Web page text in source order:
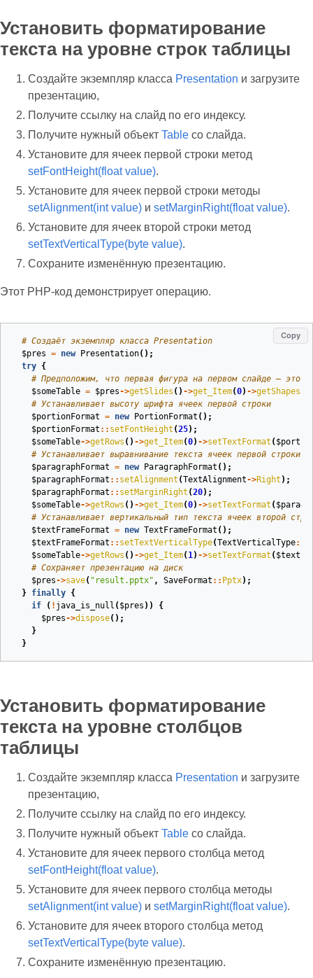
Установить форматирование
текста на уровне строк таблицы
Создайте экземпляр класса Presentation и загрузите
презентацию,
Получите ссылку на слайд по его индексу.
Получите нужный объект Table со слайда.
Установите для ячеек первой строки метод
setFontHeight(float value).
Установите для ячеек первой строки методы
setAlignment(int value) и setMarginRight(float value).
Установите для ячеек второй строки метод
setTextVerticalType(byte value).
Сохраните изменённую презентацию.
Этот PHP‑код демонстрирует операцию.
Copy
# Создаёт экземпляр класса Presentation
$pres = new Presentation();
try {
# Предположим, что первая фигура на первом слайде — это
$someTable = $pres->getSlides () ->get_Item(0) ->getShapes
# Устанавливает высоту шрифта ячеек первой строки
$portionFormat = new PortionFormat ();
$portionFormat :: setFontHeight (25);
$someTable->getRows () ->get_Item(0) ->setTextFormat (
# Устанавливает выравнивание текста ячеек первой строки
$paragraphFormat = new ParagraphFormat ();
$paragraphFormat :: setAlignment (TextAlignment->Right );
$paragraphFormat :: setMarginRight (20);
$someTable->getRows () ->get_Item(0) ->setTextFormat (
# Устанавливает вертикальный тип текста ячеек второй
$textFrameFormat = new TextFrameFormat ();
$textFrameFormat :: setTextVerticalType(TextVerticalType::
$someTable->getRows () ->get_Item( 1) ->setTextFormat (
# Сохраняет презентацию на диск
$pres->save( "result.pptx" , SaveFormat :: Pptx);
} finally {
if
( ! java_is_null ( $pres ))
{
$pres->dispose();
}
}
Установить форматирование
текста на уровне столбцов
таблицы
Создайте экземпляр класса Presentation и загрузите
презентацию,
Получите ссылку на слайд по его индексу.
Получите нужный объект Table со слайда.
Установите для ячеек первого столбца метод
setFontHeight(float value).
Установите для ячеек первого столбца методы
setAlignment(int value) и setMarginRight(float value).
Установите для ячеек второго столбца метод
setTextVerticalType(byte value).
Сохраните изменённую презентацию.